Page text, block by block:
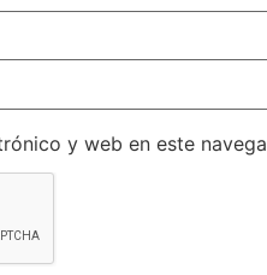
y web en este